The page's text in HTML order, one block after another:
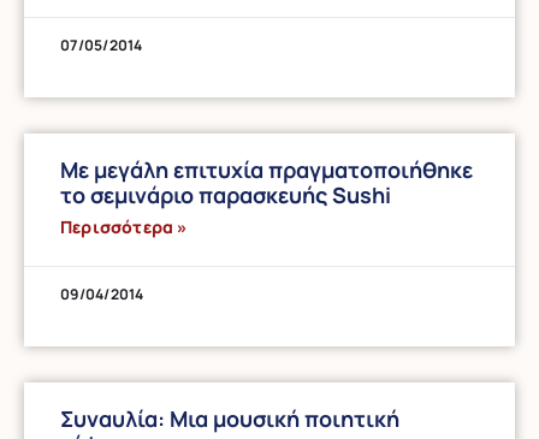
07/05/2014
Με μεγάλη επιτυχία πραγματοποιήθηκε
το σεμινάριο παρασκευής Sushi
Περισσότερα »
09/04/2014
Συναυλία: Μια μουσική ποιητική